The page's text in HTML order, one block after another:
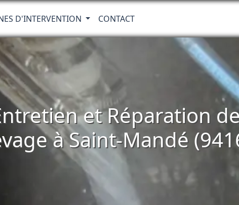
D'INTERVENTION CONTACT
et Réparation
à Saint-Mandé